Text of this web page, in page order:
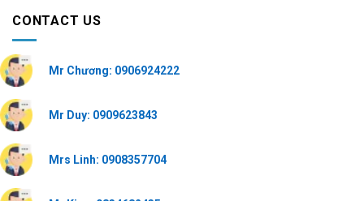
CONTACT US
Mr Chương: 0906924222
Mr Duy: 0909623843
Mrs Linh: 0908357704